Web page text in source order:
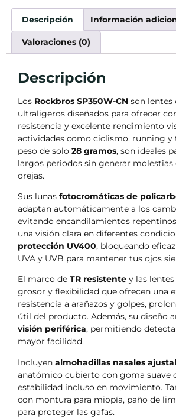
Descripción Información
Valoraciones (0)
Descripción
Los Rockbros SP350W-CN son lentes
ultraligeros diseñados para ofrecer
resistencia y excelente rendimiento
actividades como ciclismo, running y
peso de solo 28 gramos, son ideales
largos periodos sin generar molestias
orejas.
Sus lunas fotocromáticas de
adaptan automáticamente a los
evitando encandilamientos
una visión clara en diferentes
protección UV400, bloqueando
UVA y UVB para mantener tus ojos
El marco de TR resistente y las lentes
grosor y flexibilidad que ofrecen una
resistencia a arañazos y golpes,
útil del producto. Además, su diseño
visión periférica, permitiendo
mayor facilidad.
Incluyen almohadillas nasales
anatómico cubierto con goma suave
estabilidad incluso en movimiento.
con montura para miopía, paño de
para proteger las gafas.